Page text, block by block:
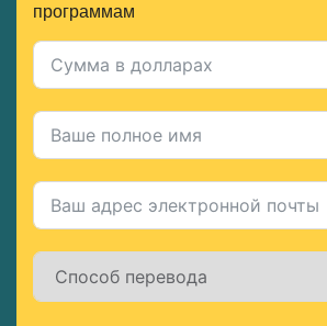
программам